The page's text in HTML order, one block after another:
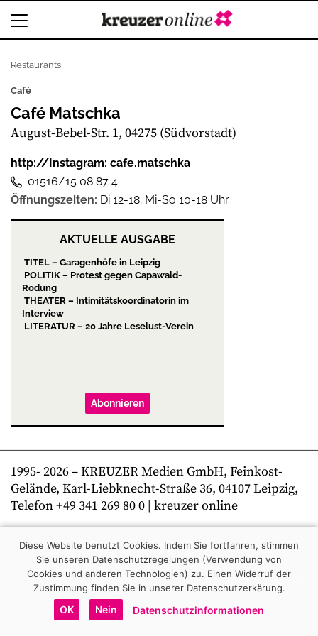
Restaurants
Café
Café Matschka
August-Bebel-Str. 1, 04275 (Südvorstadt)
http://Instagram: cafe.matschka
01516/15 08 87 4
Öffnungszeiten: Di 12-18; Mi-So 10-18 Uhr
AKTUELLE AUSGABE
TITEL – Garagenhöfe in Leipzig
POLITIK – Protest gegen Capawald-
Rodung
THEATER – Intimitätskoordinatorin im
Interview
LITERATUR – 20 Jahre Leselust-Verein
Abonnieren
1995- 2026– KREUZER Medien GmbH, Feinkost-
Gelände, Karl-Liebknecht-Straße 36, 04107 Leipzig,
Telefon +49 341 269 80 0 | kreuzer online
Diese Website benutzt Cookies. Indem Sie fortfahren, stimmen
Sie unseren Datenschutzregelungen (Verwendung von
Cookies und anderen Technologien) zu. Einen Widerruf der
Zustimmung finden Sie in unserer Datenschutzerkärung.
OK Nein Datenschutzinformationen